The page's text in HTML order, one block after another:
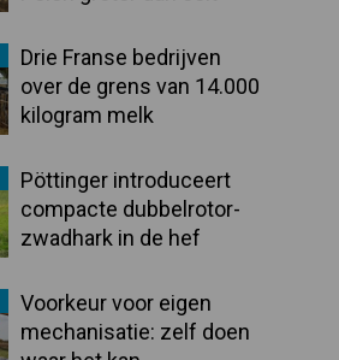
Drie Franse bedrijven
over de grens van 14.000
kilogram melk
Pöttinger introduceert
compacte dubbelrotor-
zwadhark in de hef
Voorkeur voor eigen
mechanisatie: zelf doen